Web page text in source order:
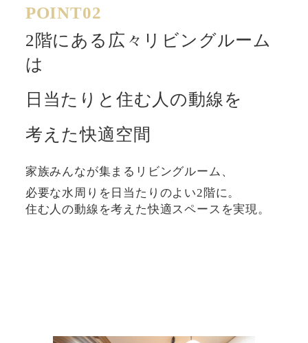
POINT02
2階にある広々リビングルーム
は
日当たりと住む人の動線を
考えた快適空間
家族みんなが集まるリビングルーム、
必要な水周りを日当たりのよい2階に。
住む人の動線を考えた快適スペースを実現。